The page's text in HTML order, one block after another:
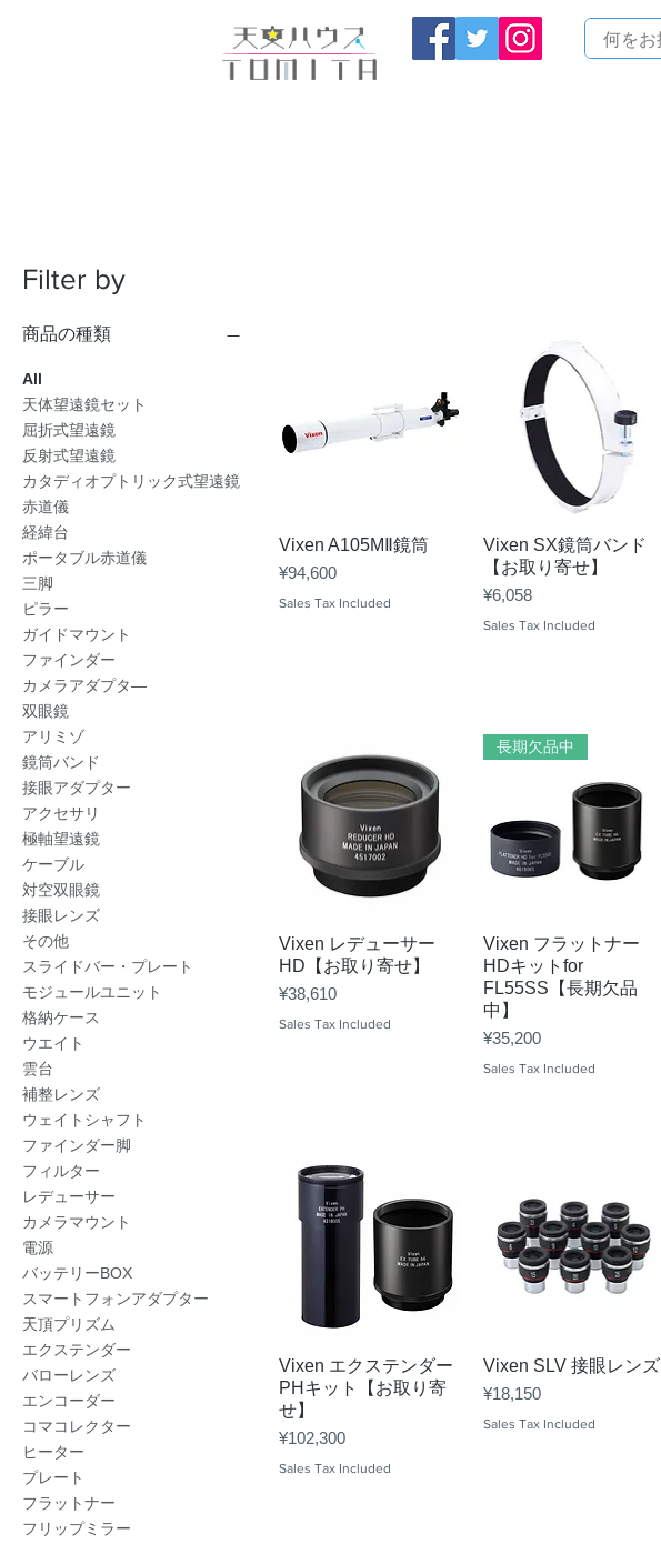
Filter by
商品の種類
All
天体望遠鏡セット
屈折式望遠鏡
反射式望遠鏡
カタディオプトリック式望遠鏡
赤道儀
経緯台
ポータブル赤道儀
三脚
ピラー
ガイドマウント
ファインダー
カメラアダプタ―
双眼鏡
アリミゾ
鏡筒バンド
接眼アダプター
アクセサリ
極軸望遠鏡
ケーブル
対空双眼鏡
接眼レンズ
その他
スライドバー・プレート
モジュールユニット
格納ケース
ウエイト
雲台
補整レンズ
ウェイトシャフト
ファインダー脚
フィルター
レデューサー
カメラマウント
電源
バッテリーBOX
スマートフォンアダプター
天頂プリズム
エクステンダー
バローレンズ
エンコーダー
コマコレクター
ヒーター
プレート
フラットナー
フリップミラー
Quick View
Vixen A105MⅡ鏡筒
Price
¥94,600
Sales Tax Included
Quick View
Vixen SX鏡筒バンド
【お取り寄せ】
Price
¥6,058
Sales Tax Included
Quick View
Vixen レデューサー
HD【お取り寄せ】
Price
¥38,610
Sales Tax Included
Quick View
長期欠品中
Vixen フラットナー
HDキットfor
FL55SS【長期欠品
中】
Price
¥35,200
Sales Tax Included
Quick View
Vixen エクステンダー
PHキット【お取り寄
せ】
Price
¥102,300
Sales Tax Included
Quick View
Vixen SLV 接眼レンズ
Price
¥18,150
Sales Tax Included